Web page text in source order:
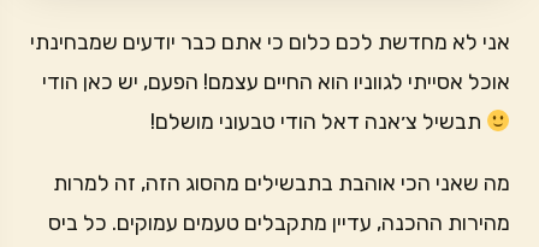
אני לא מחדשת לכם כלום כי אתם כבר יודעים שמבחינתי
אוכל אסייתי לגווניו הוא החיים עצמם! הפעם, יש כאן הודי
תבשיל צ׳אנה דאל הודי טבעוני מושלם!
מה שאני הכי אוהבת בתבשילים מהסוג הזה, זה למרות
מהירות ההכנה, עדיין מתקבלים טעמים עמוקים. כל ביס